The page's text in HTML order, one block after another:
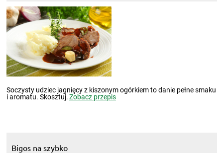
Soczysty udziec jagnięcy z kiszonym ogórkiem to danie pełne smaku
i aromatu. Skosztuj.Zobacz przepis
Bigos na szybko